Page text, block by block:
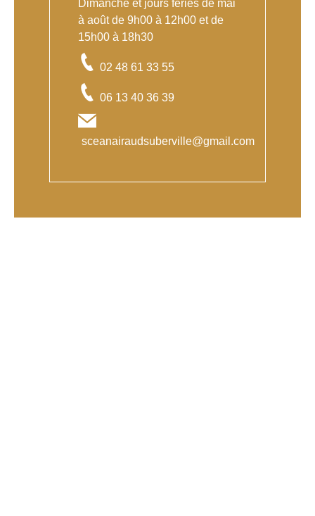
Dimanche et jours fériés de mai
à août de 9h00 à 12h00 et de
15h00 à 18h30
02 48 61 33 55
06 13 40 36 39
sceanairaudsuberville@gmail.com